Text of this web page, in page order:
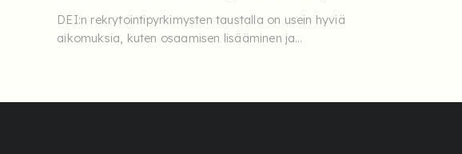
DEI:n rekrytointipyrkimysten taustalla on usein hyviä
aikomuksia, kuten osaamisen lisääminen ja